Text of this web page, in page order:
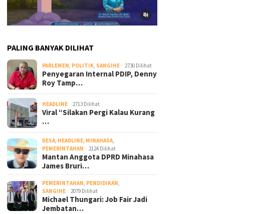
PALING BANYAK DILIHAT
PARLEMEN, POLITIK, SANGIHE 2730 Dilihat
Penyegaran Internal PDIP, Denny
Roy Tamp…
HEADLINE 2713 Dilihat
Viral “Silakan Pergi Kalau Kurang
…
DESA, HEADLINE, MINAHASA,
PEMERINTAHAN
2124 Dilihat
Mantan Anggota DPRD Minahasa
James Bruri…
PEMERINTAHAN, PENDIDIKAN,
SANGIHE
2079 Dilihat
Michael Thungari: Job Fair Jadi
Jembatan…